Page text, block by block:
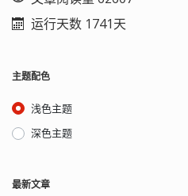
Java SE 8 与 JDK1.8 是等效的。 2、配置
环境变量 对于 Java 程序开发而言，主要
径。 单击“计算机-属性-高级系统设置”，
单击“环境变量”。在“系统变量”栏下单击
建 JAVA_HOME，变量值：C:\Program
Files\Java\jdk1.8.0_191（即JDK的安装
路径） (2) 编辑 Path，在原变量值的最
(3) 新建 classpath, 变量
运行天数 1741天
主题配色
浅色主题
深色主题
最新文章